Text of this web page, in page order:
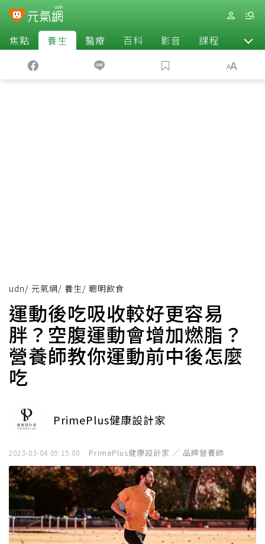
焦點 養生 醫療 百科 影音 課程 退休
udn/ 元氣網/ 養生/ 聰明飲食
運動後吃吸收較好更容易
胖？空腹運動會增加燃脂？
營養師教你運動前中後怎麼
吃
PrimePlus健康設計家
2023-03-04 09:15:00 PrimePlus健康設計家 ／ 品牌營養師